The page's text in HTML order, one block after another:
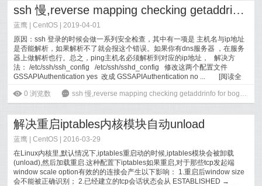
ssh 慢,reverse mapping checking getaddrinfo for bogon failed – POSSIBLE BREAK-IN ATTEMPT! 错误
蓝鹰 |CentOS | 2019-04-01
原因：ssh 登录的时候会做一系列安全检查，其中有一项是 主机名与ip地址
是否能解析，如果解析不了就会报这个错误。如果你有dns服务器 ，在服务
器上做解析也行。总之，ping主机名必须解析到对应的ip地址， 解决方
法： /etc/ssh/ssh_config /etc/ssh/sshd_config 修改这两个配置文件
GSSAPIAuthentication yes 改成 GSSAPIAuthentication no ...
[阅读全
ė 0 浏览数 6 ssh 慢,reverse mapping checking getaddrinfo for bogon failed – POSSIBLE BREAK-IN ATTEMPT! 错误
解决重启iptables内核模块自动unload
蓝鹰 |CentOS | 2016-03-29
在Linux内核里,默认情况下,iptables重启动的时候,iptables模块会被卸载
(unload),然后加载重启.这种配置下iptables如果重启,对于那些tcp发起端
window scale option有效的的连接会产生以下影响： 1.重启后window size
会不能被正确识别； 2.已经建立的tcp会话状态会从 ESTABLISHED →